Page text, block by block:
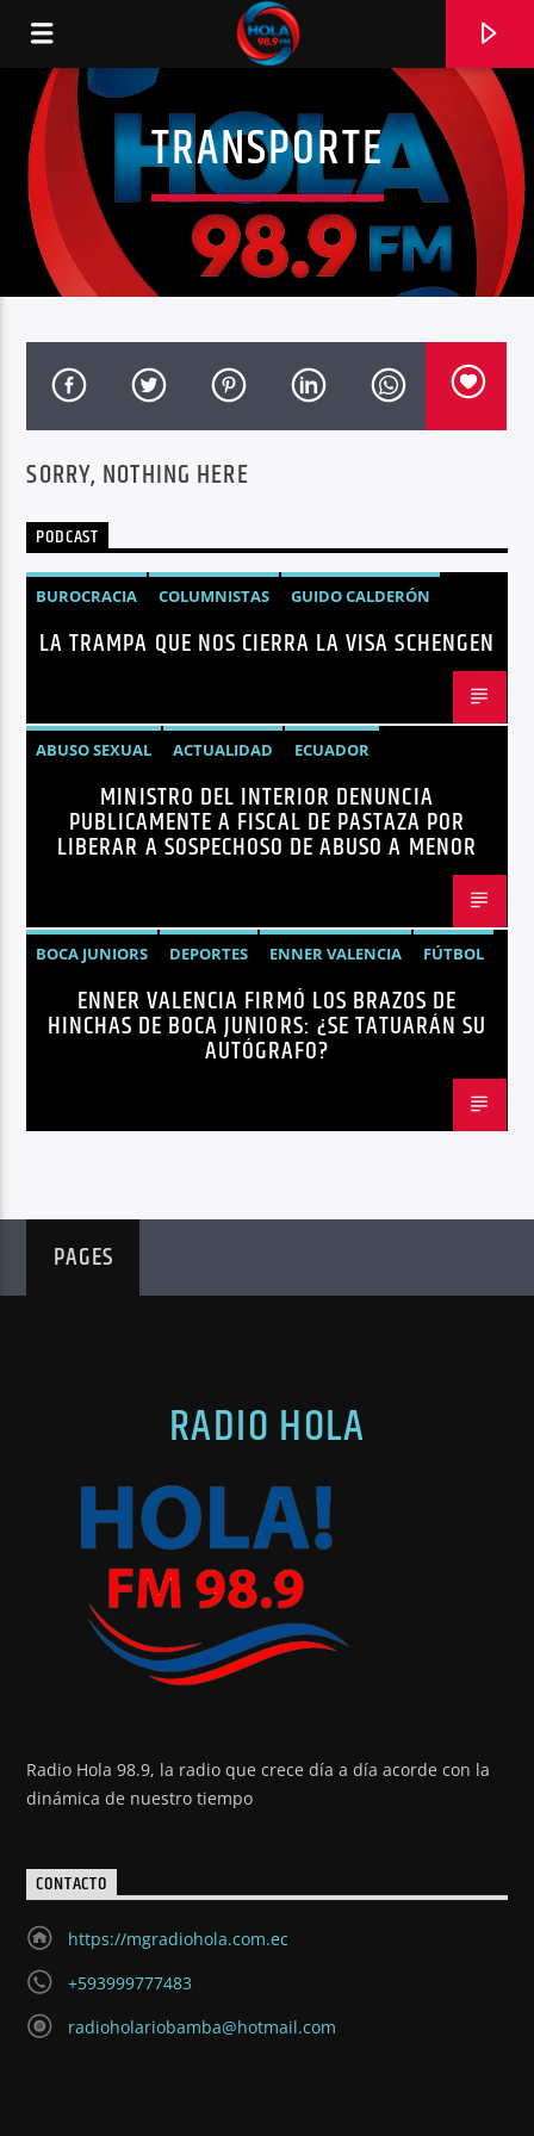
RADIO HOLA
Radio hola
TRANSPORTE
SORRY, NOTHING HERE
PODCAST
BUROCRACIA COLUMNISTAS
GUIDO CALDERÓN
LIBRE COMERCIO
NOTICIAS
NOTICIAS ECUADOR
LA TRAMPA QUE NOS CIERRA LA VISA SCHENGEN
ABUSO SEXUAL ACTUALIDAD
ECUADOR
JOHN REIMBERG
MINISTRO DEL INTERIOR
NOTICIAS
SEGURIDAD
MINISTRO DEL INTERIOR DENUNCIA
PUBLICAMENTE A FISCAL DE PASTAZA POR
LIBERAR A SOSPECHOSO DE ABUSO A MENOR
BOCA JUNIORS DEPORTES ENNER VALENCIA
FÚTBOL
NOTICIASENNER VALENCIA FIRMÓ LOS BRAZOS DE
HINCHAS DE BOCA JUNIORS: ¿SE TATUARÁN SU
AUTÓGRAFO?
PAGES
RADIO HOLA
Radio Hola 98.9, la radio que crece día a día acorde con la
dinámica de nuestro tiempo
CONTACTO
https://mgradiohola.com.ec
+593999777483
radioholariobamba@hotmail.com